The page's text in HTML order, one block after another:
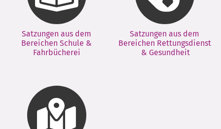
Satzungen aus dem
Bereichen Schule &
Fahrbücherei
Satzungen aus dem
Bereichen Rettungsdienst
& Gesundheit